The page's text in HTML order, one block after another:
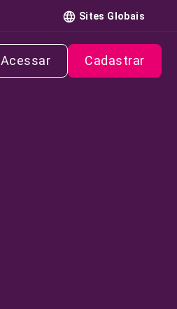
Sites Globais
Acessar Cadastrar